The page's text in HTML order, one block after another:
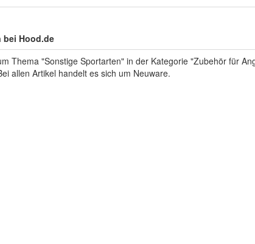
bei Hood.de
Thema "Sonstige Sportarten" in der Kategorie "Zubehör für
allen Artikel handelt es sich um Neuware.